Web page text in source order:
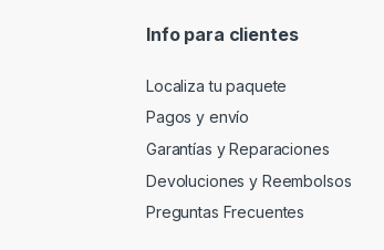
Info para clientes
Localiza tu paquete
Pagos y envío
Garantías y Reparaciones
Devoluciones y Reembolsos
Preguntas Frecuentes